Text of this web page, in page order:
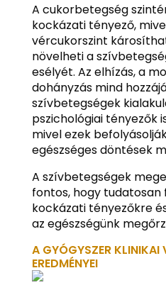
A cukorbetegség
kockázati tényező,
vércukorszint
növelheti a
esélyét. Az elhízás, a
dohányzás mind
szívbetegségek
pszichológiai tényezők
mivel ezek
egészséges döntések
A szívbetegségek
fontos, hogy tudatosan
kockázati tényezőkre
az egészségünk
A GYÓGYSZER
EREDMÉNYEI